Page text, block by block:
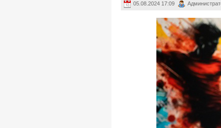
05.08.2024 17:09